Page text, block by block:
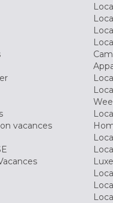
vacances
Luxe